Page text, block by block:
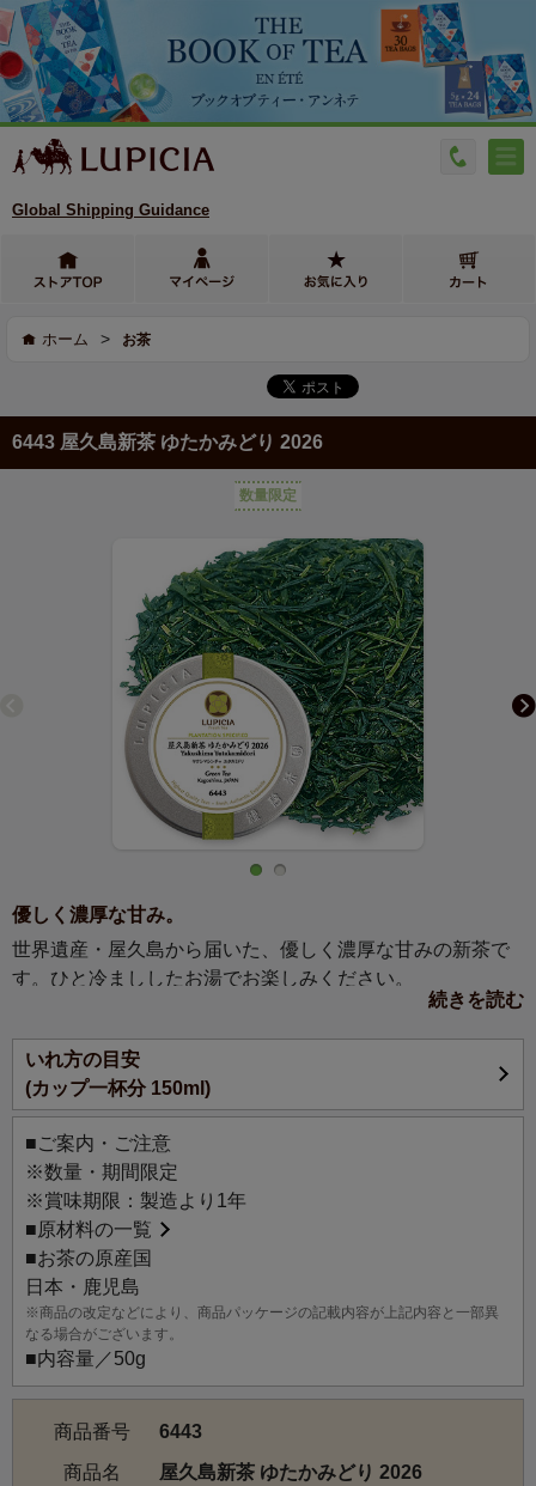
Global Shipping Guidance
ホーム > お茶
6443 屋久島新茶 ゆたかみどり 2026
数量限定
優しく濃厚な甘み。
世界遺産・屋久島から届いた、優しく濃厚な甘みの新茶で
す。ひと冷まししたお湯でお楽しみください。
多くの霧が発生する環境と、水はけの良い斜面で栽培され
る屋久島茶は、ほどよいコクと甘み、茶葉本来の力を感じ
る香り高さが魅力です。
「ゆたかみどり」品種は、ほっこりとした香り立ちと甘み
が強いのが特徴です。
品種の個性である濃厚な甘みを堪能するために、湯冷まし
をしてゆっくりと甘みを引き出して召し上がっていただき
たい逸品です。
【産地情報】
屋久島は九州一の高峰・宮之浦岳(1,936m)を有し、周囲に
1,500mを超える山がひしめく山の島です。
が、良質な茶葉を育みます。
茶園は比較的冷涼な島の北半分に集中しています。
続きを読む
いれ方の目安
(カップ一杯分 150ml)
■ご案内・ご注意
※数量・期間限定
※賞味期限：製造より1年
■原材料の一覧
■お茶の原産国
日本・鹿児島
※商品の改定などにより、商品パッケージの記載内容が上記内容と一部異
なる場合がございます。
■内容量／50g
商品番号
6443
商品名
屋久島新茶 ゆたかみどり 2026